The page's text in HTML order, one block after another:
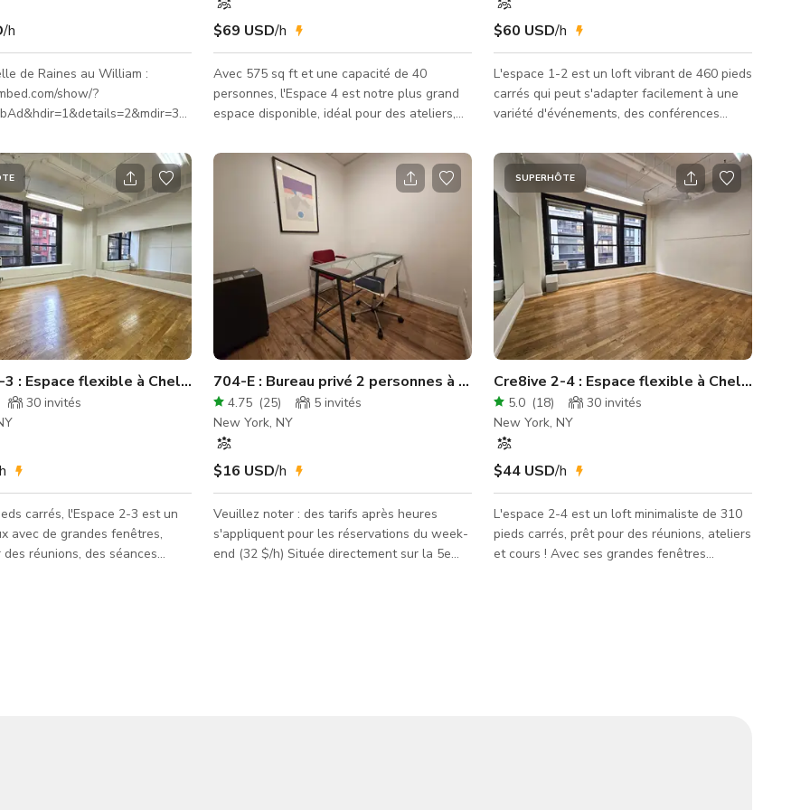
/h
de Raines au William :
show/?
4 salons magnifiquement
de 4 heures +600$ de frais
pour un tournage d'une journée
un bar ouvert et un forfait repas
lieu. L
$69 USD/h
Avec 575 sq ft et une capacité de 40
personnes, l'Espace 4 est notre plus grand
espace disponible, idéal pour des ateliers,
réunions. L'espace flexible dispose d'un mur
entier de miroirs avec des rideaux
rétractables, ainsi qu'un plancher à ressort
confortable, conçu pour les activités de
groupe, les répétitions et les cours de
mouvement et de danse. L'éclairage
polyvalent et les configurations vous
permettent d'ajuster l'espace selon vos
$60 USD/h
L'espace 1-2 est un loft vibrant de 460 pieds
carrés qui peut s'adapter facilement à une
variété d'événements, des conférences
Les lumières de scène à intensité variable et
la scène basse offrent un point focal pour
les présentations, les tables rondes ou
même les productions à petite échelle.
Grâce à notre technologie d'insonorisation
intégrée dans tout Cre8ive, vous bénéficiez
d'une acoustique optimale, parfaite pour
tout type d
: Espace flexible à Chelsea
30 invités
carrés, l'Espace 2-3 est un
avec de grandes fenêtres,
réunions, des séances
704-E : Bureau privé 2 personnes à Midtown, New York
4.75 (25) 5 invités
New York, NY
$16 USD/h
Veuillez noter : des tarifs après heures
s'appliquent pour les réservations du week-
end (32 $/h) Située directement sur la 5e
SUPERHÔTE
Cre8ive 2-4 : Espace flexible à Chelsea
5.0 (18) 30 invités
New York, NY
$44 USD/h
L'espace 2-4 est un loft minimaliste de 310
pieds carrés, prêt pour des réunions, ateliers
et cours ! Avec ses grandes fenêtres